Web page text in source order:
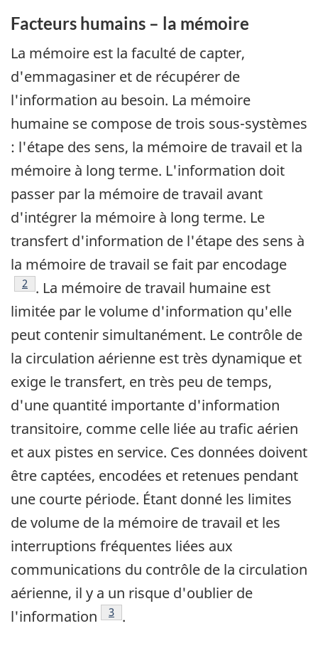
Facteurs humains – la mémoire
La mémoire est la faculté de capter,
d'emmagasiner et de récupérer de
l'information au besoin. La mémoire
humaine se compose de trois sous-systèmes
: l'étape des sens, la mémoire de travail et la
mémoire à long terme. L'information doit
passer par la mémoire de travail avant
d'intégrer la mémoire à long terme. Le
transfert d'information de l'étape des sens à
la mémoire de travail se fait par encodage
Footnote
2 . La mémoire de travail humaine est
limitée par le volume d'information qu'elle
peut contenir simultanément. Le contrôle de
la circulation aérienne est très dynamique et
exige le transfert, en très peu de temps,
d'une quantité importante d'information
transitoire, comme celle liée au trafic aérien
et aux pistes en service. Ces données doivent
être captées, encodées et retenues pendant
une courte période. Étant donné les limites
de volume de la mémoire de travail et les
interruptions fréquentes liées aux
communications du contrôle de la circulation
aérienne, il y a un risque d'oublier de
l'information
Footnote
3 .